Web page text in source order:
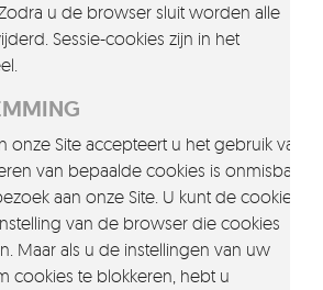
u de browser sluit worden alle
Sessie-cookies zijn in het
Site accepteert u het gebruik van
van bepaalde cookies is onmisbaar
aan onze Site. U kunt de cookies
van de browser die cookies
Maar als u de instellingen van uw
cookies te blokkeren, hebt u